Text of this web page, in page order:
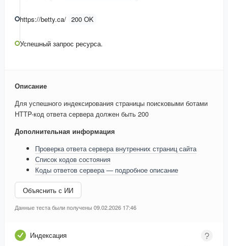
https://betty.ca/ 200 OK
Успешный запрос ресурса.
Описание
Для успешного индексирования страницы поисковыми ботами
HTTP-код ответа сервера должен быть 200
Дополнительная информация
Проверка ответа сервера внутренних страниц сайта
Список кодов состояния
Коды ответов сервера — подробное описание
Объяснить с ИИ
Данные теста были получены 09.02.2026 17:46
Индексация